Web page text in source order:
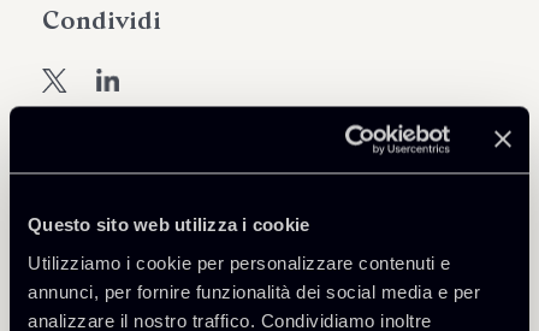
Questo sito web utilizza i cookie
Utilizziamo i cookie per personalizzare contenuti e
annunci, per fornire funzionalità dei social media e per
analizzare il nostro traffico. Condividiamo inoltre
Finance & Financial Services Litigation
Condividi